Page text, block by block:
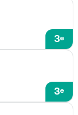
3e
3e